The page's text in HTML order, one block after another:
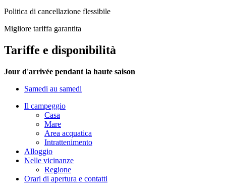
Politica di cancellazione flessibile
Migliore tariffa garantita
Tariffe e disponibilità
Jour d'arrivée pendant la haute saison
Samedi au samedi
Il campeggio
Casa
Mare
Area acquatica
Intrattenimento
Alloggio
Nelle vicinanze
Regione
Orari di apertura e contatti